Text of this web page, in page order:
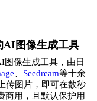
AI图像生成工具
像生成工具，由日
Seedream等十余
传图片，即可在数秒
商用，且默认保护用